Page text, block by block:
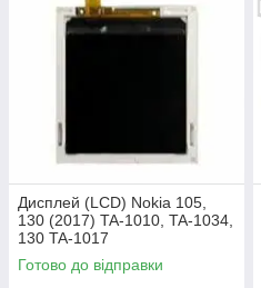
Дисплей (LCD) Nokia 105,
130 (2017) TA-1010, TA-1034,
130 TA-1017
Готово до відправки